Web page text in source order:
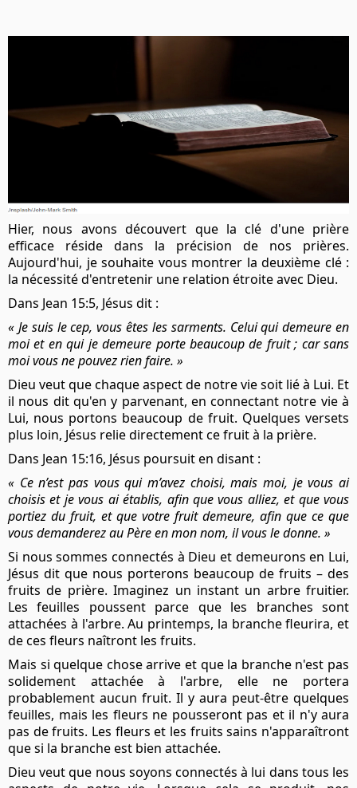
Hier, nous avons découvert que la clé d'une prière
efficace réside dans la précision de nos prières.
Aujourd'hui, je souhaite vous montrer la deuxième clé :
la nécessité d'entretenir une relation étroite avec Dieu.
Dans Jean 15:5, Jésus dit :
« Je suis le cep, vous êtes les sarments. Celui qui demeure en
moi et en qui je demeure porte beaucoup de fruit ; car sans
moi vous ne pouvez rien faire. »
Dieu veut que chaque aspect de notre vie soit lié à Lui. Et
il nous dit qu'en y parvenant, en connectant notre vie à
Lui, nous portons beaucoup de fruit. Quelques versets
plus loin, Jésus relie directement ce fruit à la prière.
Dans Jean 15:16, Jésus poursuit en disant :
« Ce n’est pas vous qui m’avez choisi, mais moi, je vous ai
choisis et je vous ai établis, afin que vous alliez, et que vous
portiez du fruit, et que votre fruit demeure, afin que ce que
vous demanderez au Père en mon nom, il vous le donne. »
Si nous sommes connectés à Dieu et demeurons en Lui,
Jésus dit que nous porterons beaucoup de fruits – des
fruits de prière. Imaginez un instant un arbre fruitier.
Les feuilles poussent parce que les branches sont
attachées à l'arbre. Au printemps, la branche fleurira, et
de ces fleurs naîtront les fruits.
Mais si quelque chose arrive et que la branche n'est pas
solidement attachée à l'arbre, elle ne portera
probablement aucun fruit. Il y aura peut-être quelques
feuilles, mais les fleurs ne pousseront pas et il n'y aura
pas de fruits. Les fleurs et les fruits sains n'apparaîtront
que si la branche est bien attachée.
Dieu veut que nous soyons connectés à lui dans tous les